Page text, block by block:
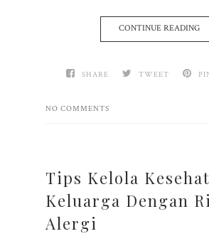
CONTINUE READING
SHARE TWEET
NO COMMENTS
Tips Kelola
Keluarga Dengan
Alergi